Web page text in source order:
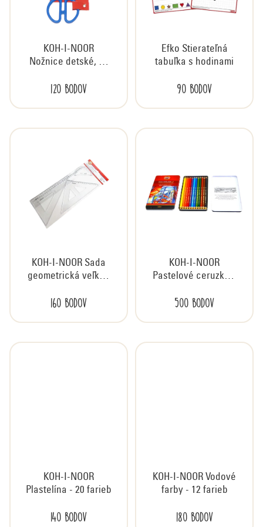
o
KOH-I-NOOR
Nožnice detské, 15
120 bodov
Efko Stierateľná
tabuľka s hodinami
90 bodov
KOH-I-NOOR Sada
geometrická veľká -
160 bodov
KOH-I-NOOR
Pastelové ceruzky v
12 farieb
500 bodov
KOH-I-NOOR
Plastelína - 20 farieb
140 bodov
KOH-I-NOOR Vodové
farby - 12 farieb
180 bodov